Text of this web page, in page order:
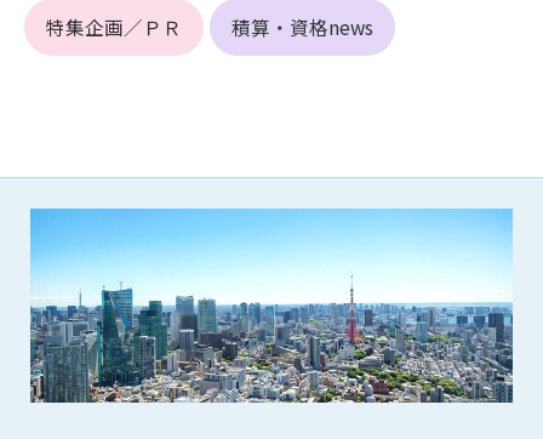
特集企画／ＰＲ 積算・資格news
2. 会員は、自己のIDおよびパスワードを、貸与、譲渡、売買、
その他形態を問わず、第三者に利用させることはできませ
第6条（会員の禁止事項）
1. 会員は建設資料館WEB上で以下の行為をしないものとしま
す。
(1) 第三者または管理者の著作権、その他知的所有権を侵害す
る行為
(2) 第三者または管理者の財産、プライバシー等を侵害する行
為